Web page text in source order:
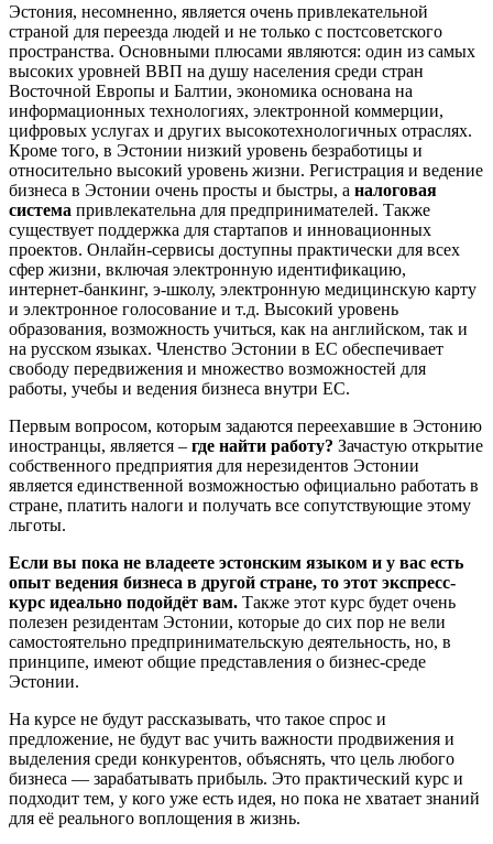
Эстония, несомненно, является очень привлекательной
страной для переезда людей и не только с постсоветского
пространства. Основными плюсами являются: один из самых
высоких уровней ВВП на душу населения среди стран
Восточной Европы и Балтии, экономика основана на
информационных технологиях, электронной коммерции,
цифровых услугах и других высокотехнологичных отраслях.
Кроме того, в Эстонии низкий уровень безработицы и
относительно высокий уровень жизни. Регистрация и ведение
бизнеса в Эстонии очень просты и быстры, а налоговая
система привлекательна для предпринимателей. Также
существует поддержка для стартапов и инновационных
проектов. Онлайн-сервисы доступны практически для всех
сфер жизни, включая электронную идентификацию,
интернет-банкинг, э-школу, электронную медицинскую карту
и электронное голосование и т.д. Высокий уровень
образования, возможность учиться, как на английском, так и
на русском языках. Членство Эстонии в ЕС обеспечивает
свободу передвижения и множество возможностей для
работы, учебы и ведения бизнеса внутри ЕС.
Первым вопросом, которым задаются переехавшие в Эстонию
иностранцы, является – где найти работу? Зачастую открытие
собственного предприятия для нерезидентов Эстонии
является единственной возможностью официально работать в
стране, платить налоги и получать все сопутствующие этому
льготы.
Если вы пока не владеете эстонским языком и у вас есть
опыт ведения бизнеса в другой стране, то этот экспресс-
курс идеально подойдёт вам. Также этот курс будет очень
полезен резидентам Эстонии, которые до сих пор не вели
самостоятельно предпринимательскую деятельность, но, в
принципе, имеют общие представления о бизнес-среде
Эстонии.
На курсе не будут рассказывать, что такое спрос и
предложение, не будут вас учить важности продвижения и
выделения среди конкурентов, объяснять, что цель любого
бизнеса — зарабатывать прибыль. Это практический курс и
подходит тем, у кого уже есть идея, но пока не хватает знаний
для её реального воплощения в жизнь.